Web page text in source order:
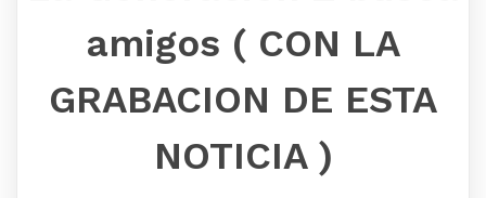
amigos ( CON LA
GRABACION DE ESTA
NOTICIA )